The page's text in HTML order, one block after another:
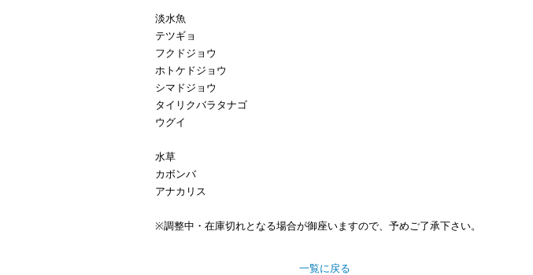
淡水魚
テツギョ
フクドジョウ
ホトケドジョウ
シマドジョウ
タイリクバラタナゴ
ウグイ
水草
カボンバ
アナカリス
※調整中・在庫切れとなる場合が御座いますので、予めご了承下さい。
一覧に戻る